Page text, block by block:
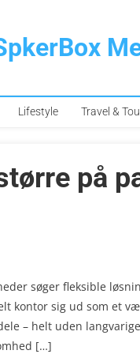
Lifestyle Travel &
på
søger fleksible
kontor sig ud som et
– helt uden
[…]